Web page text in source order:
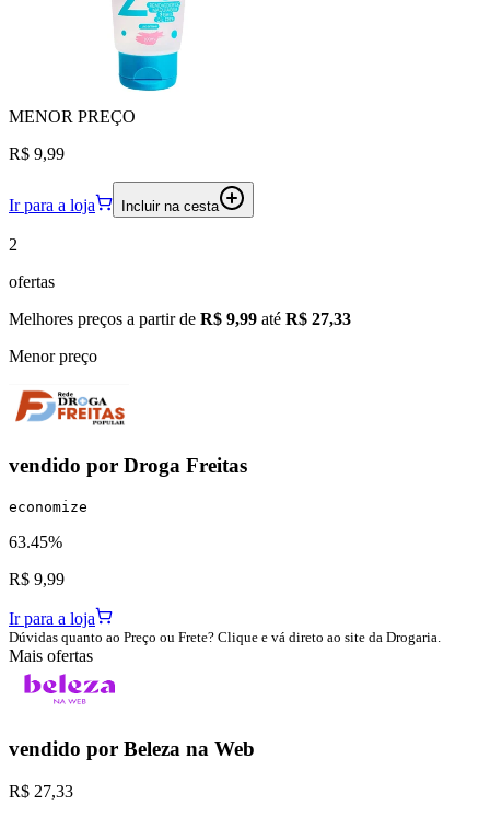
MENOR PREÇO
R$ 9,99
Ir para a loja Incluir na cesta
2
ofertas
Melhores preços a partir de R$ 9,99 até R$ 27,33
Menor preço
vendido por Droga Freitas
economize
63.45%
R$ 9,99
Ir para a loja
Dúvidas quanto ao Preço ou Frete? Clique e vá direto ao site da Drogaria.
Mais ofertas
vendido por Beleza na Web
R$ 27,33